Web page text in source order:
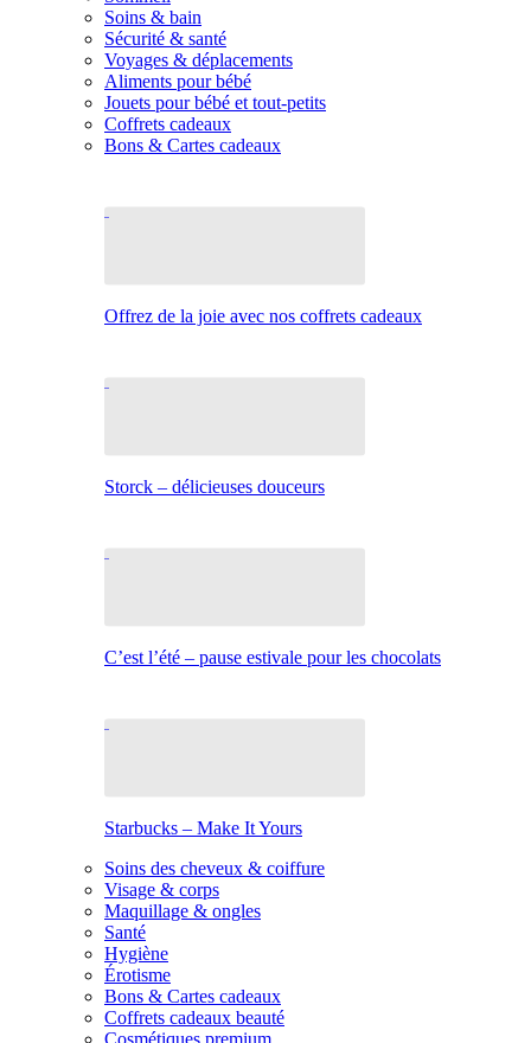
Soins & bain
Sécurité & santé
Voyages & déplacements
Aliments pour bébé
Jouets pour bébé et tout-petits
Coffrets cadeaux
Bons & Cartes cadeaux
Offrez de la joie avec nos coffrets cadeaux
Storck – délicieuses douceurs
C’est l’été – pause estivale pour les chocolats
Starbucks – Make It Yours
Soins des cheveux & coiffure
Visage & corps
Maquillage & ongles
Santé
Hygiène
Érotisme
Bons & Cartes cadeaux
Coffrets cadeaux beauté
Cosmétiques premium